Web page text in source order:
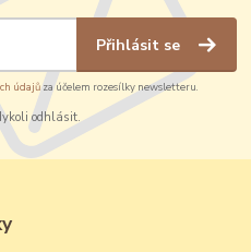
Přihlásit se
údajůza účelem rozesílky newsletteru.
odhlásit.